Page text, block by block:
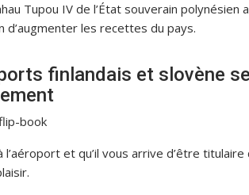
Tupou IV de l’État souverain
les recettes du pays.
finlandais et slovène
book
l’aéroport et qu’il vous arrive d’être